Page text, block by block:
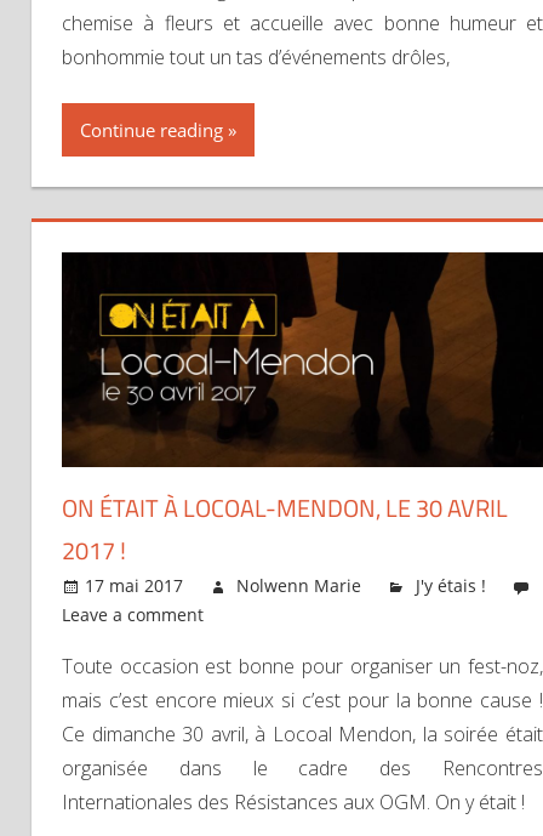
chemise à fleurs et accueille avec bonne humeur et
bonhommie tout un tas d’événements drôles,
Continue reading
ON ÉTAIT À LOCOAL-MENDON, LE 30 AVRIL
2017 !
17 mai 2017 Nolwenn Marie
J'y étais !
Leave a comment
Toute occasion est bonne pour organiser un fest-noz,
mais c’est encore mieux si c’est pour la bonne cause !
Ce dimanche 30 avril, à Locoal Mendon, la soirée était
organisée dans le cadre des Rencontres
Internationales des Résistances aux OGM. On y était !